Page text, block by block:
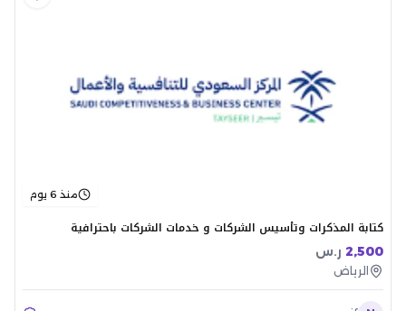
منذ 6 يوم
كتابة المذكرات وتأسيس الشركات و خدمات الشركات باحترافية
2,500 ر.س
الرياض